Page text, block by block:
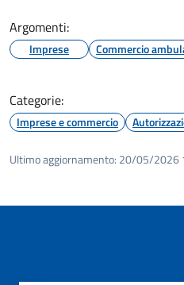
Argomenti:
Imprese Commercio
Categorie:
Imprese e commercio
Ultimo aggiornamento: 20/05/2026